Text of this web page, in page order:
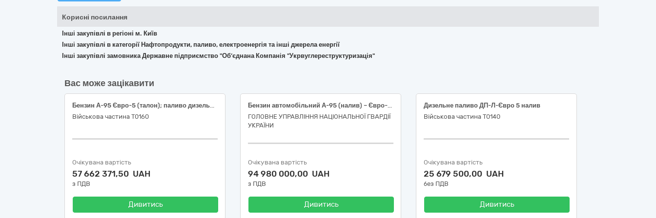
Корисні посилання
Інші закупівлі в регіоні м. Київ
Інші закупівлі в категорії Нафтопродукти, паливо, електроенергія та інші джерела енергії
Інші закупівлі замовника Державне підприємство "Об’єднана Компанія "Укрвуглереструктуризація"
Вас може зацікавити
Бензин А-95 Євро-5 (талон); паливо дизельне ДП Євро-5 (талон)
Військова частина Т0160
Очікувана вартість
57 662 371,50 UAH
з ПДВ
Дивитись
Бензин автомобільний А-95 (налив) – Євро-5 – Е5 (Е0, Е7, Е10)
ГОЛОВНЕ УПРАВЛІННЯ НАЦІОНАЛЬНОЇ ГВАРДІЇ
УКРАЇНИ
Очікувана вартість
94 980 000,00 UAH
з ПДВ
Дивитись
Дизельне паливо ДП-Л-Євро 5 налив
Військова частина Т0140
Очікувана вартість
25 679 500,00 UAH
без ПДВ
Дивитись